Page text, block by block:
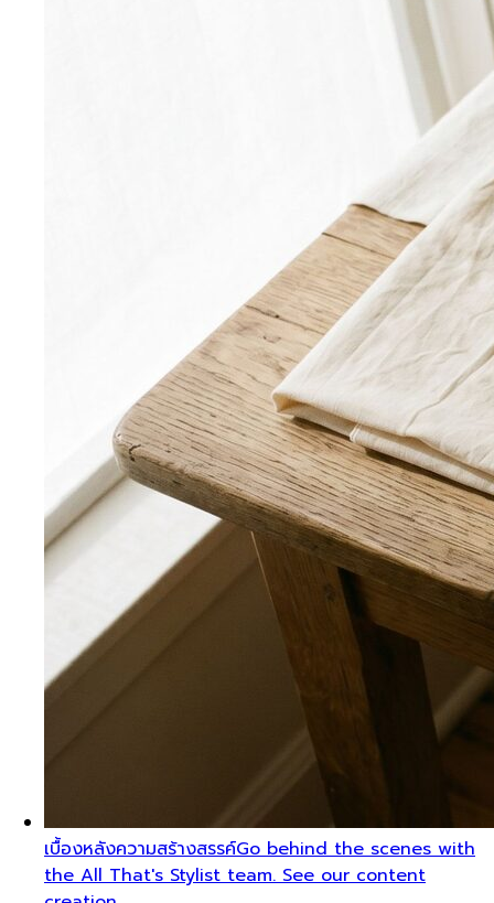
เบื้องหลังความสร้างสรรค์Go behind the scenes with
the All That's Stylist team. See our content